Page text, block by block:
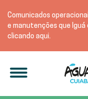
Comunicados
e manutenções que Iguá
clicando aqui.